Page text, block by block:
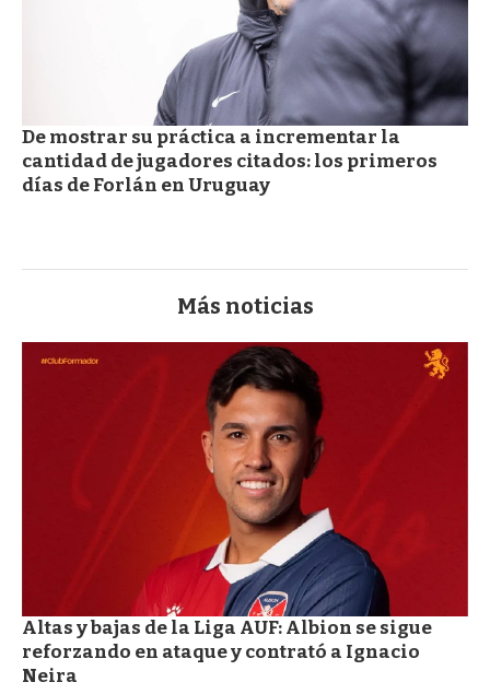
De mostrar su práctica a incrementar la
cantidad de jugadores citados: los primeros
días de Forlán en Uruguay
Más noticias
Altas y bajas de la Liga AUF: Albion se sigue
reforzando en ataque y contrató a Ignacio
Neira